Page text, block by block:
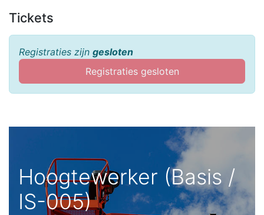
Tickets
Registraties zijn gesloten
Registraties gesloten
Hoogtewerker (Basis /
IS-005)